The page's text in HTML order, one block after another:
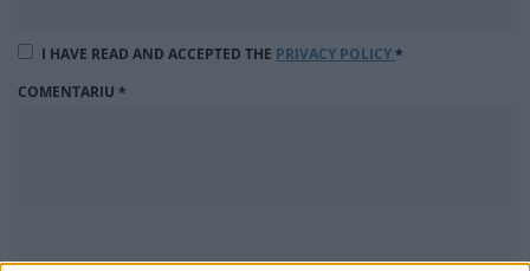
I HAVE READ AND ACCEPTED THE PRIVACY POLICY*
COMENTARIU *